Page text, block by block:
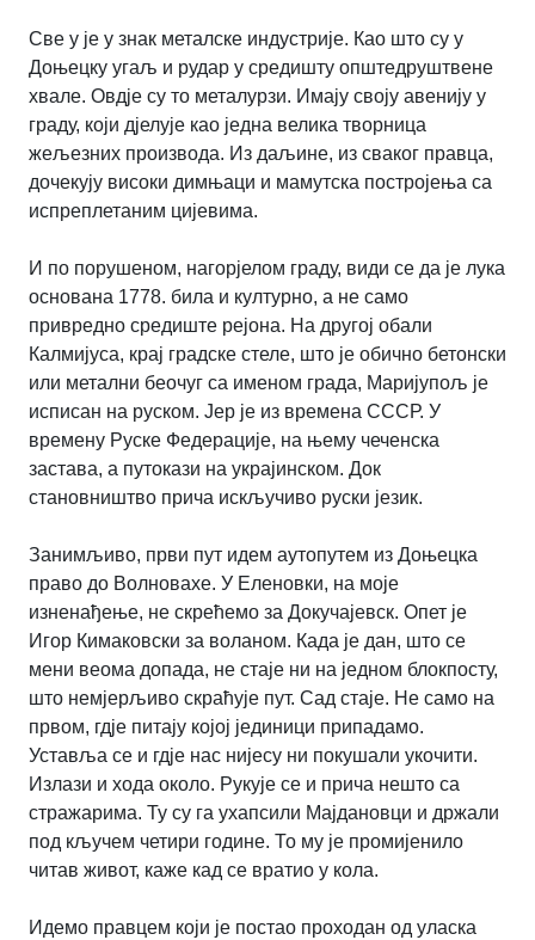
Све у је у знак металске индустрије. Као што су у
Доњецку угаљ и рудар у средишту општедруштвене
хвале. Овдје су то металурзи. Имају своју авенију у
граду, који дјелује као једна велика творница
жељезних производа. Из даљине, из сваког правца,
дочекују високи димњаци и мамутска постројења са
испреплетаним цијевима.
И по порушеном, нагорјелом граду, види се да је лука
основана 1778. била и културно, а не само
привредно средиште рејона. На другој обали
Калмијуса, крај градске стеле, што је обично бетонски
или метални беочуг са именом града, Маријупољ је
исписан на руском. Јер је из времена СССР. У
времену Руске Федерације, на њему чеченска
застава, а путокази на украјинском. Док
становништво прича искључиво руски језик.
Занимљиво, први пут идем аутопутем из Доњецка
право до Волновахе. У Еленовки, на моје
изненађење, не скрећемо за Докучајевск. Опет је
Игор Кимаковски за воланом. Када је дан, што се
мени веома допада, не стаје ни на једном блокпосту,
што немјерљиво скраћује пут. Сад стаје. Не само на
првом, гдје питају којој јединици припадамо.
Уставља се и гдје нас нијесу ни покушали укочити.
Излази и хода около. Рукује се и прича нешто са
стражарима. Ту су га ухапсили Мајдановци и држали
под кључем четири године. То му је промијенило
читав живот, каже кад се вратио у кола.
Идемо правцем који је постао проходан од уласка